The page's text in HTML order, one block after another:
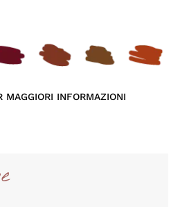
MAGGIORI INFORMAZIONI